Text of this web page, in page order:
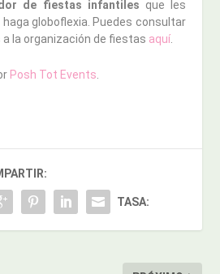
de fiestas infantiles que les
globoflexia. Puedes consultar
la organización de fiestas aquí.
Posh Tot Events
TASA: